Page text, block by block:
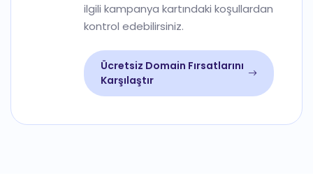
ilgili kampanya kartındaki koşullardan
kontrol edebilirsiniz.
Ücretsiz Domain Fırsatlarını
Karşılaştır